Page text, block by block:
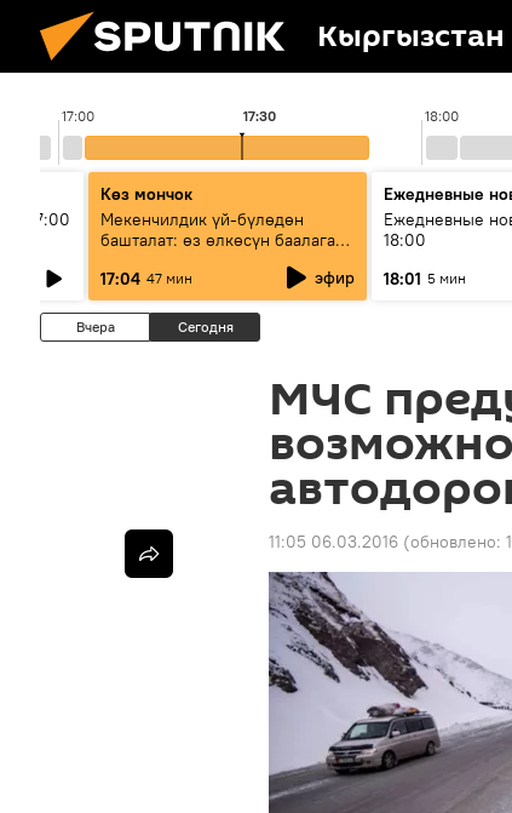
Кыргызстан
17:00 18:00
17:30
17:00
Көз мончок
Мекенчилдик үй-бүлөдөн
башталат: өз өлкөсүн баалаган
муунду кантип тарбиялоо
керек?
17:04 47 мин эфир
Ежедневные
Ежедневные
18:00
18:01 5 мин
Вчера Сегодня
МЧС
11:05 06.03.2016 (обновлено: